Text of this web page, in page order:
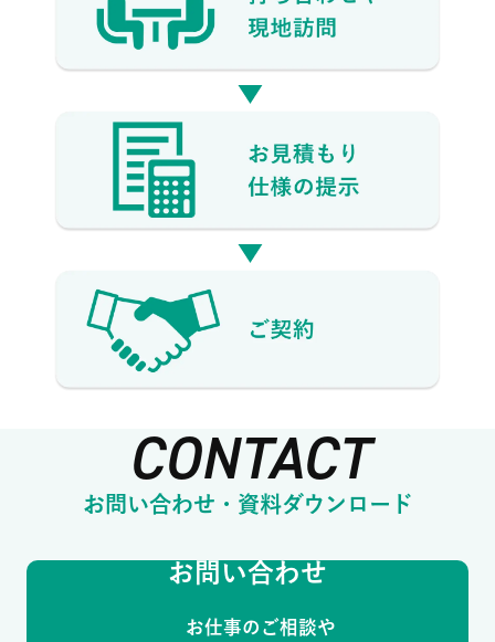
CONTACT
お問い合わせ・資料ダウンロード
お問い合わせ
お仕事のご相談や